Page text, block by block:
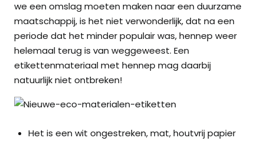
we een omslag moeten maken naar een duurzame
maatschappij, is het niet verwonderlijk, dat na een
periode dat het minder populair was, hennep weer
helemaal terug is van weggeweest. Een
etikettenmateriaal met hennep mag daarbij
natuurlijk niet ontbreken!
Het is een wit ongestreken, mat, houtvrij papier